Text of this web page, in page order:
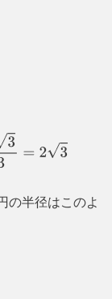
の半径はこのよ